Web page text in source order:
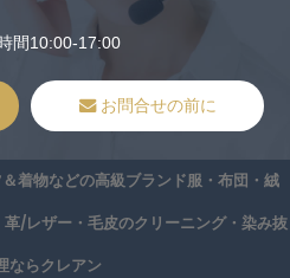
間10:00-17:00
お問合せの前に
着物などの高級ブランド服・布団・絨
/レザー・毛皮のクリーニング・染み抜
ならクレアン